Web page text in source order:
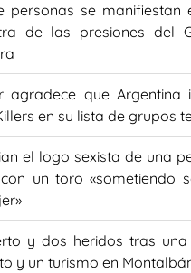
personas se manifiestan
de las presiones del
agradece que Argentina
en su lista de grupos
el logo sexista de una
un toro «sometiendo
y dos heridos tras una
y un turismo en